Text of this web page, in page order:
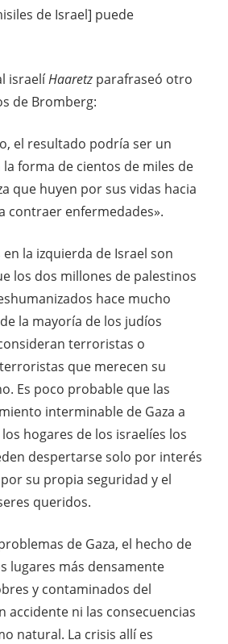
de Israel] puede
israelíHaaretz parafraseó otro
de Bromberg:
el resultado podría ser un
forma de cientos de miles de
que huyen por sus vidas hacia
contraer enfermedades».
la izquierda de Israel son
los dos millones de palestinos
hace mucho
la mayoría de los judíos
terroristas o
que merecen su
Es poco probable que las
interminable de Gaza a
hogares de los israelíes los
despertarse solo por interés
su propia seguridad y el
queridos.
de Gaza, el hecho de
lugares más densamente
y contaminados del
accidente ni las consecuencias
natural. La crisis allí es